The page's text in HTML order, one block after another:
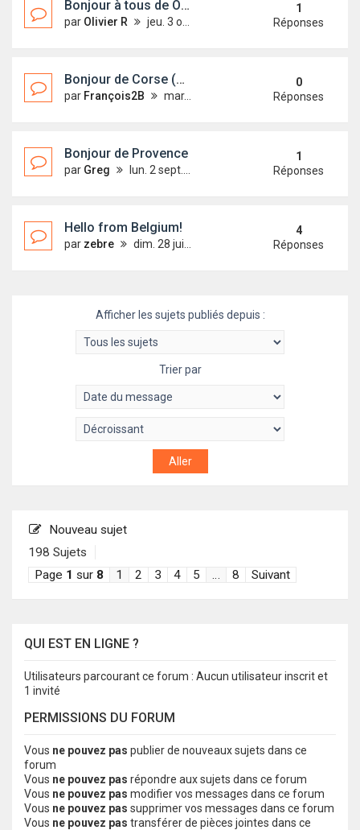
Bonjour à tous de Olivier R
par Olivier R jeu. 3 oct. 2019 18:56
1
Réponses
Bonjour de Corse (Bastia)
par François2B mar. 24 sept. 2019 19:19
0
Réponses
Bonjour de Provence
par Greg lun. 2 sept. 2019 22:13
1
Réponses
Hello from Belgium!
par zebre dim. 28 juil. 2019 21:46
4
Réponses
Afficher les sujets publiés depuis :
Trier par
Nouveau sujet
198 Sujets
Page 1 sur 8 1 2 3 4 5 … 8 Suivant
QUI EST EN LIGNE ?
Utilisateurs parcourant ce forum : Aucun utilisateur inscrit et
1 invité
PERMISSIONS DU FORUM
Vous ne pouvez pas publier de nouveaux sujets dans ce
forum
Vous ne pouvez pas répondre aux sujets dans ce forum
Vous ne pouvez pas modifier vos messages dans ce forum
Vous ne pouvez pas supprimer vos messages dans ce forum
Vous ne pouvez pas transférer de pièces jointes dans ce